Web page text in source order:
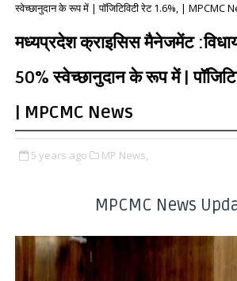
स्वेच्छानुदान के रूप में | पॉजिटिविटी रेट 1.6%, | MPCMC
मध्यप्रदेश क्राइसिस मैनेजमेंट
50% स्वेच्छानुदान के रूप में |
| MPCMC News
5 years ago MP News,
MPCMC News